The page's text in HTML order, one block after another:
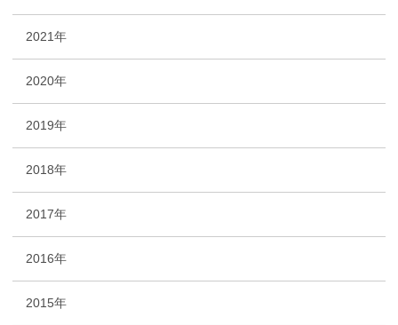
2021年
2020年
2019年
2018年
2017年
2016年
2015年